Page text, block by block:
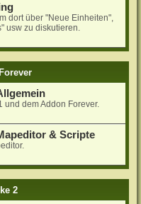
dort über "Neue Einheiten",
usw zu diskutieren.
und dem Addon Forever.
& Scripte
2